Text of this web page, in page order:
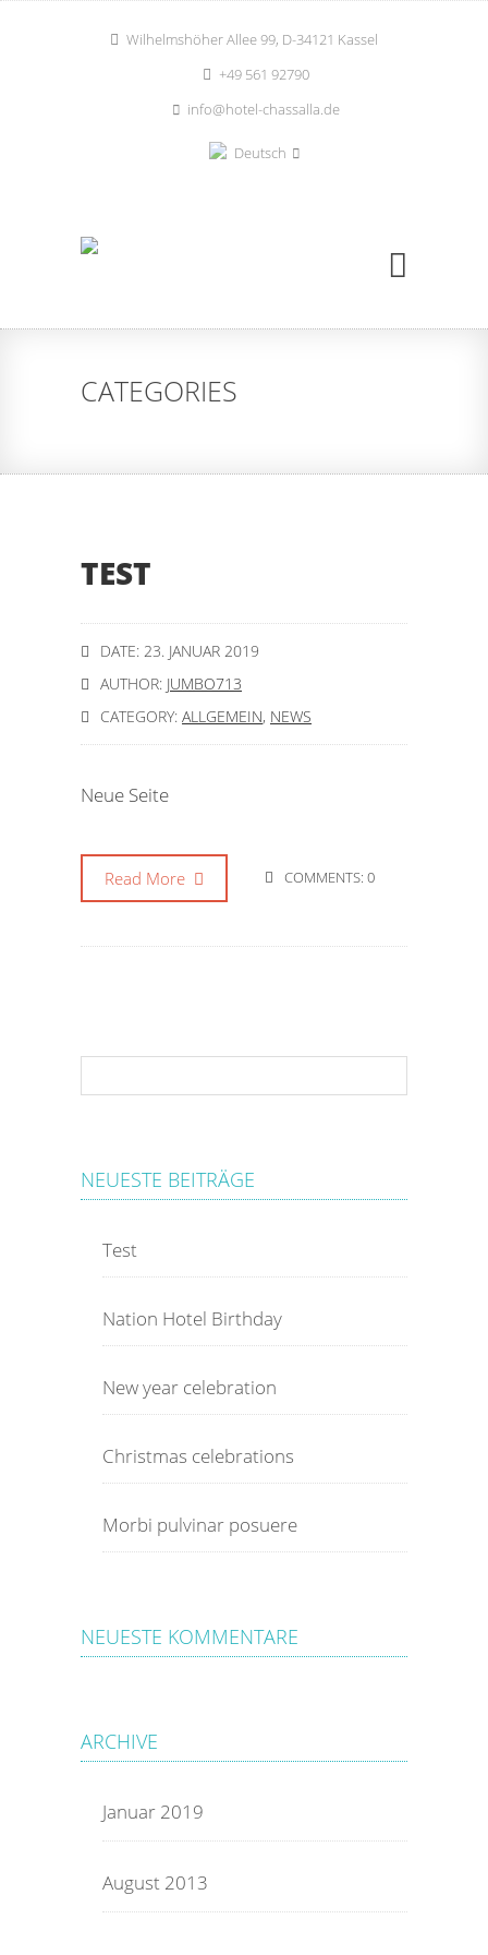
Wilhelmshöher Allee 99, D-34121 Kassel
+49 561 92790
info@hotel-chassalla.de
Deutsch
CATEGORIES
TEST
DATE: 23. JANUAR 2019
AUTHOR: JUMBO713
CATEGORY: ALLGEMEIN, NEWS
Neue Seite
Read More COMMENTS: 0
NEUESTE BEITRÄGE
Test
Nation Hotel Birthday
New year celebration
Christmas celebrations
Morbi pulvinar posuere
NEUESTE KOMMENTARE
ARCHIVE
Januar 2019
August 2013